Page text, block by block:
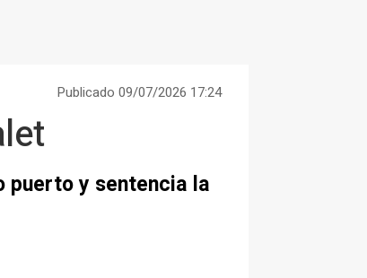
Publicado 09/07/2026 17:24
puerto y sentencia la